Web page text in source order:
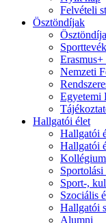
Felvételi
Ösztöndíjak
Nemzeti
Egyetemi
Hallgatói élet
Hallgatói
Hallgatói
Sportolási
Sport-,
Szociális
Hallgatói
Alumni